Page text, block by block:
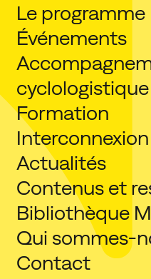
Le programme
Événements
cyclologistique
Formation
Actualités
Contenus et
Bibliothèque
Qui sommes-
Contact